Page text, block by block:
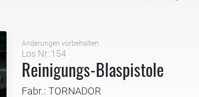
Änderungen vorbehalten
Los Nr.:154
Reinigungs-Blaspistole
Fabr.: TORNADOR